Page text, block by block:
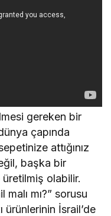
gereken bir
çapında
attığınız
başka bir
olabilir.
mı?” sorusu
ürünlerinin İsrail’de